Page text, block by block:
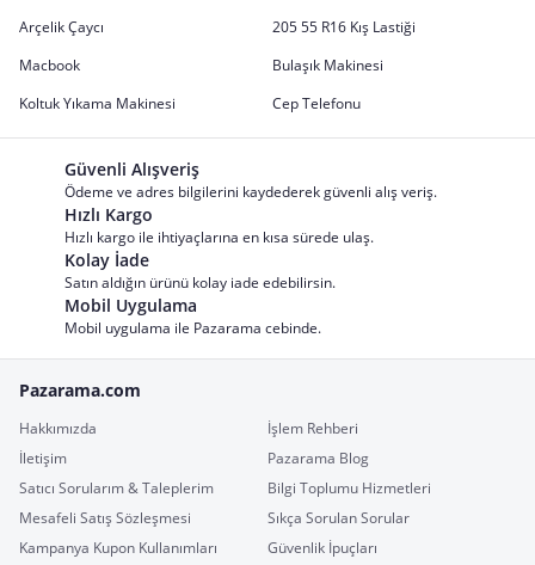
Arçelik Çaycı
205 55 R16 Kış Lastiği
Macbook
Bulaşık Makinesi
Koltuk Yıkama Makinesi
Cep Telefonu
Güvenli Alışveriş
Ödeme ve adres bilgilerini kaydederek güvenli alış veriş.
Hızlı Kargo
Hızlı kargo ile ihtiyaçlarına en kısa sürede ulaş.
Kolay İade
Satın aldığın ürünü kolay iade edebilirsin.
Mobil Uygulama
Mobil uygulama ile Pazarama cebinde.
Pazarama.com
Hakkımızda
İşlem Rehberi
İletişim
Pazarama Blog
Satıcı Sorularım & Taleplerim
Bilgi Toplumu Hizmetleri
Mesafeli Satış Sözleşmesi
Sıkça Sorulan Sorular
Kampanya Kupon Kullanımları
Güvenlik İpuçları